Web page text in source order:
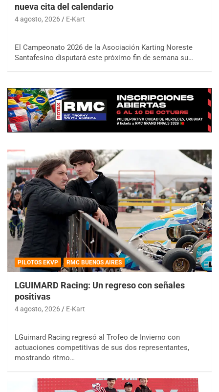
nueva cita del calendario
4 agosto, 2026 E-Kart
El Campeonato 2026 de la Asociación Karting Noreste
Santafesino disputará este próximo fin de semana su…
PILOTOS EKVP RMC BUENOS AIRES
LGUIMARD Racing: Un regreso con señales
positivas
4 agosto, 2026 E-Kart
LGuimard Racing regresó al Trofeo de Invierno con
actuaciones competitivas de sus dos representantes,
mostrando ritmo…